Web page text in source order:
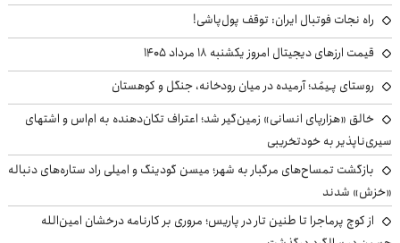
راه نجات فوتبال ایران: توقف پول‌پاشی!
قیمت ارزهای دیجیتال امروز یکشنبه ۱۸ مرداد ۱۴۰۵
روستای پـِیمُد؛ آرمیده در میان رودخانه، جنگل و کوهستان
خالق «هزارپای انسانی» زمین‌گیر شد؛ اعتراف تکان‌دهنده به ام‌اس و اشتهای
سیری‌ناپذیر به خودتخریبی
بازگشت تمساح‌های مرگبار به شهر؛ میسن گودینگ و امیلی راد ستاره‌های دنباله
«خزش» شدند
از کوچ‌ پرماجرا تا طنین تار در پاریس؛ مروری بر کارنامه درخشان امین‌الله